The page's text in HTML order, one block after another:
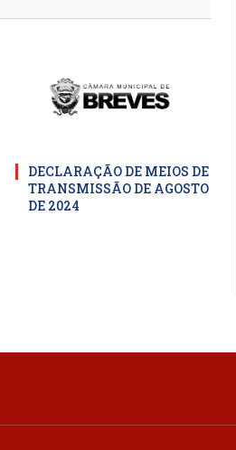
DECLARAÇÃO DE MEIOS DE
TRANSMISSÃO DE AGOSTO
DE 2024